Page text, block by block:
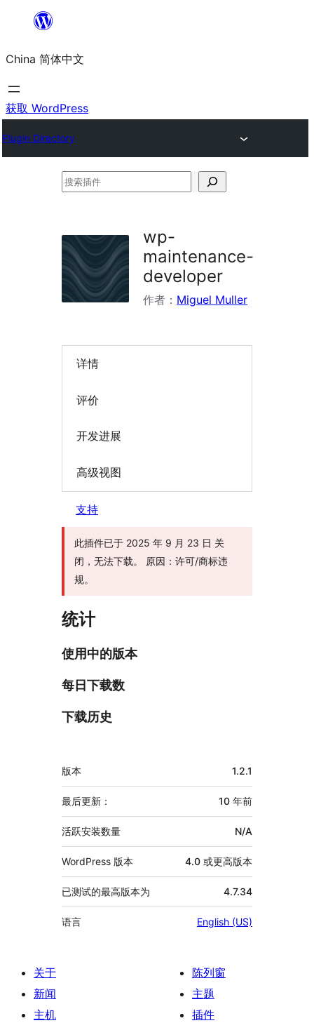
内
容
China 简体中文
获取 WordPress
Plugin Directory
搜
件
wp-
maintenance-
developer
作者： Miguel Muller
详情
评价
开发进展
高级视图
支持
此插件已于 2025 年 9 月 23 日 关
闭，无法下载。 原因：许可/商标违
规。
统计
使用中的版本
每日下载数
下载历史
额
外
信
息
版本 1.2.1
最后更新： 10 年前
活跃安装数量 N/A
WordPress 版本 4.0 或更高版本
已测试的最高版本为 4.7.34
语言 English (US)
关于
新闻
主机
陈列窗
主题
插件